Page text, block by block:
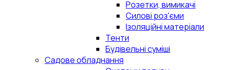
Розетки, вимикачі
Силові роз'єми
Ізоляційні матеріали
Тенти
Будівельні суміші
Садове обладнання